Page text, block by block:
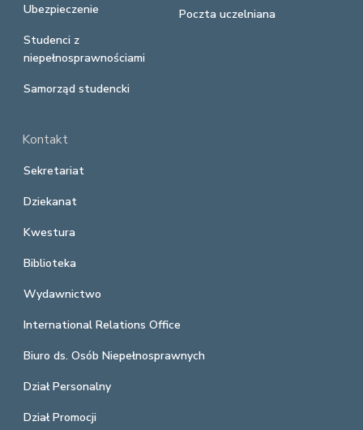
Ubezpieczenie
Studenci z
niepełnosprawnościami
Samorząd studencki
Poczta uczelniana
Kontakt
Sekretariat
Dziekanat
Kwestura
Biblioteka
Wydawnictwo
International Relations Office
Biuro ds. Osób Niepełnosprawnych
Dział Personalny
Dział Promocji